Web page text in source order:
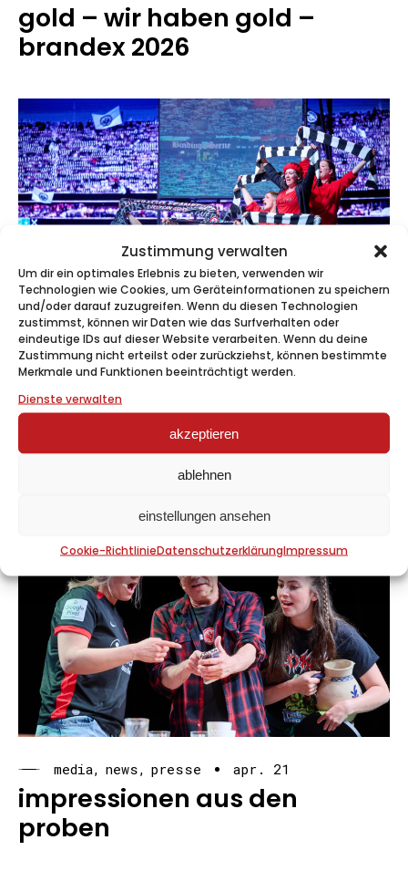
Zustimmung verwalten
Um dir ein optimales Erlebnis zu bieten, verwenden wir
Technologien wie Cookies, um Geräteinformationen zu speichern
und/oder darauf zuzugreifen. Wenn du diesen Technologien
zustimmst, können wir Daten wie das Surfverhalten oder
eindeutige IDs auf dieser Website verarbeiten. Wenn du deine
Zustimmung nicht erteilst oder zurückziehst, können bestimmte
Merkmale und Funktionen beeinträchtigt werden.
Dienste verwalten
akzeptieren
ablehnen
einstellungen ansehen
Cookie-RichtlinieDatenschutzerklärungImpressum
gold – wir haben gold –
brandex 2026
media news presse dez. 12
wir haben neuigkeiten zu
adlerherzen
media news presse apr. 21
impressionen aus den
proben